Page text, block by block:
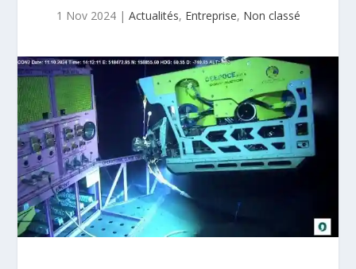
1 Nov 2024| Actualités, Entreprise, Non classé